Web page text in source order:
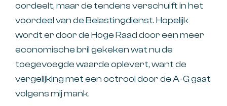
oordeelt, maar de tendens verschuift in het
voordeel van de Belastingdienst. Hopelijk
wordt er door de Hoge Raad door een meer
economische bril gekeken wat nu de
toegevoegde waarde oplevert, want de
vergelijking met een octrooi door de A-G gaat
volgens mij mank.